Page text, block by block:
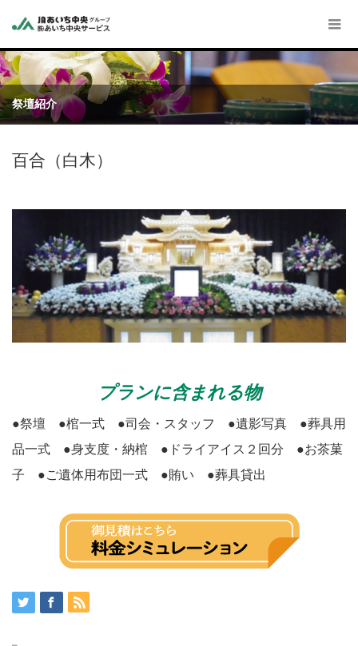
祭壇紹介
百合（白木）
プランに含まれる物
●祭壇 ●棺一式 ●司会・スタッフ ●遺影写真 ●葬具用
品一式 ●身支度・納棺 ●ドライアイス２回分 ●お茶菓
子 ●ご遺体用布団一式 ●賄い ●葬具貸出